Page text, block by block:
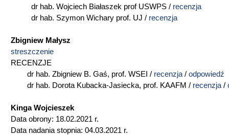
dr hab. Wojciech Białaszek prof USWPS / recenzja
dr hab. Szymon Wichary prof. UJ / recenzja
Zbigniew Małysz
streszczenie
RECENZJE
dr hab. Zbigniew B. Gaś, prof. WSEI / recenzja / odpowiedź
dr hab. Dorota Kubacka-Jasiecka, prof. KAAFM / recenzja /
Kinga Wojcieszek
Data obrony: 18.02.2021 r.
Data nadania stopnia: 04.03.2021 r.